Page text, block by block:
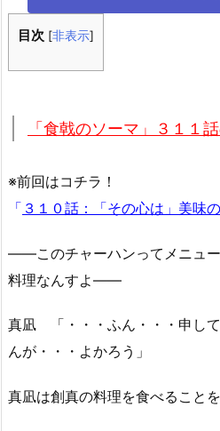
目次 [非表示]
「食戟のソーマ」３１１
※前回はコチラ！
「 ３１０話：「その心は」美味
――このチャーハンってメニュ
料理なんすよ――
真凪 「・・・ふん・・・申し
んが・・・よかろう」
真凪は創真の料理を食べることを